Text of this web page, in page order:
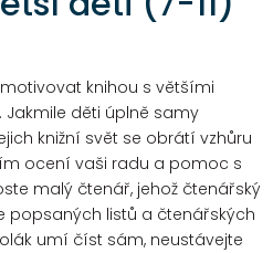
knihou s většími
děti úplně samy
knižní svět se obrátí vzhůru
ocení vaši radu a pomoc s
malý čtenář, jehož čtenářský
popsaných listů a čtenářských
umí číst sám, neustávejte